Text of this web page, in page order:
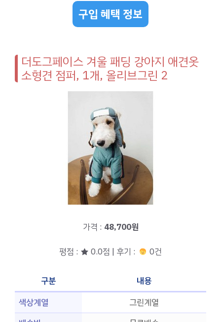
구입 혜택 정보
더도그페이스 겨울 패딩 강아지 애견옷
소형견 점퍼, 1개, 올리브그린 2
가격 : 48,700원
평점 : ★ 0.0점 | 후기 : 0건
구분
내용
색상계열
그린계열